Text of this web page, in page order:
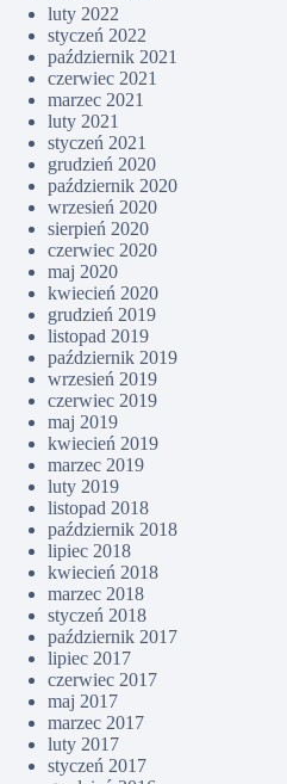
luty 2022
styczeń 2022
październik 2021
czerwiec 2021
marzec 2021
luty 2021
styczeń 2021
grudzień 2020
październik 2020
wrzesień 2020
sierpień 2020
czerwiec 2020
maj 2020
kwiecień 2020
grudzień 2019
listopad 2019
październik 2019
wrzesień 2019
czerwiec 2019
maj 2019
kwiecień 2019
marzec 2019
luty 2019
listopad 2018
październik 2018
lipiec 2018
kwiecień 2018
marzec 2018
styczeń 2018
październik 2017
lipiec 2017
czerwiec 2017
maj 2017
marzec 2017
luty 2017
styczeń 2017